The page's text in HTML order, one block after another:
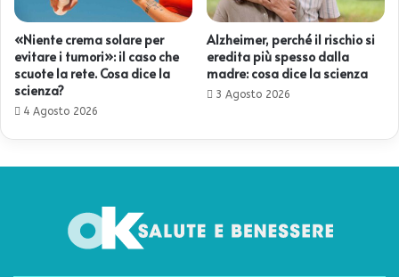
«Niente crema solare per
evitare i tumori»: il caso che
scuote la rete. Cosa dice la
scienza?
4 Agosto 2026
Alzheimer, perché il rischio si
eredita più spesso dalla
madre: cosa dice la scienza
3 Agosto 2026